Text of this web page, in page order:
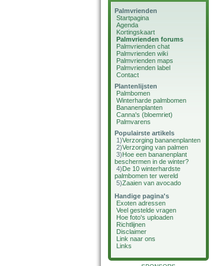
Palmvrienden
Startpagina
Agenda
Kortingskaart
Palmvrienden forums
Palmvrienden chat
Palmvrienden wiki
Palmvrienden maps
Palmvrienden label
Contact
Plantenlijsten
Palmbomen
Winterharde palmbomen
Bananenplanten
Canna's (bloemriet)
Palmvarens
Populairste artikels
1)Verzorging bananenplanten
2)Verzorging van palmen
3)Hoe een bananenplant
beschermen in de winter?
4)De 10 winterhardste
palmbomen ter wereld
5)Zaaien van avocado
Handige pagina's
Exoten adressen
Veel gestelde vragen
Hoe foto's uploaden
Richtlijnen
Disclaimer
Link naar ons
Links